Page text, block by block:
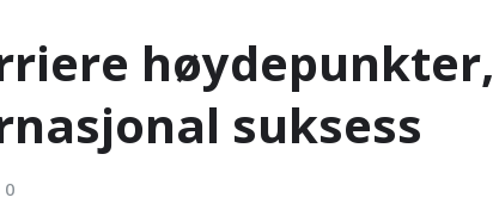
høydepunkter,
suksess
0